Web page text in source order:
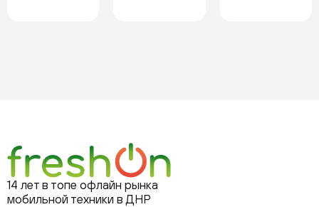
14 лет в топе офлайн рынка
мобильной техники в ДНР